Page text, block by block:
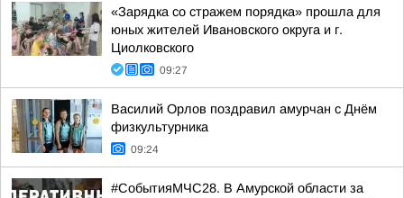
«Зарядка со стражем порядка» прошла для
юных жителей Ивановского округа и г.
Циолковского
09:27
Василий Орлов поздравил амурчан с Днём
физкультурника
09:24
#СобытияМЧС28. В Амурской области за